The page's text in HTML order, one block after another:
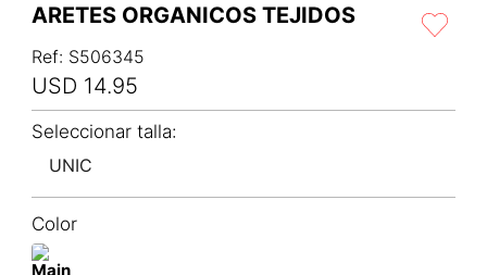
ARETES ORGANICOS TEJIDOS
Ref: S506345
USD 14.95
UNIC
Color